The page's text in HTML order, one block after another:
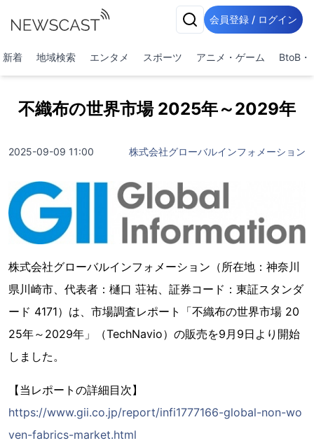
会員登録 / ログイン
新着 地域検索 エンタメ スポーツ アニメ・ゲーム BtoB・
不織布の世界市場 2025年～2029年
2025-09-09 11:00 株式会社グローバルインフォメーション
株式会社グローバルインフォメーション（所在地：神奈川
県川崎市、代表者：樋口 荘祐、証券コード：東証スタンダ
ード 4171）は、市場調査レポート「不織布の世界市場 20
25年～2029年」（TechNavio）の販売を9月9日より開始
しました。
【当レポートの詳細目次】
https://www.gii.co.jp/report/infi1777166-global-non-wo
ven-fabrics-market.html